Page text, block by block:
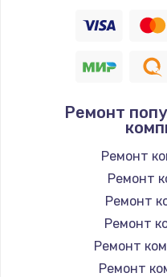
Ремонт
Ремонт
Ремонт
Ремонт
Ремонт
Ремонт
Ремонт
Ремонт